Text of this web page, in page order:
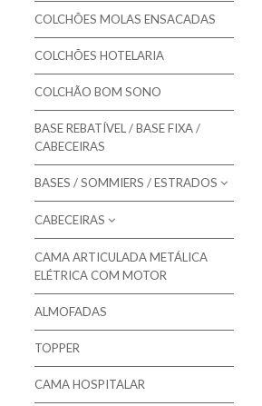
Bestbed - Colchões
Artiflex - Colchões
Colchões para Bebé
COLCHÕES MOLAS ENSACADAS
COLCHÕES HOTELARIA
COLCHÃO BOM SONO
BASE REBATÍVEL / BASE FIXA /
CABECEIRAS
BASES / SOMMIERS / ESTRADOS
Molaflex - Bases Forradas
Molaflex - Lâminas
Pikolin - Estrados
Pikolin - Bases
Bestbed - Sommiers
CABECEIRAS
Molaflex - Cabeceiras para camas
Mindol - Cabeceiras para camas
CAMA ARTICULADA METÁLICA
ELÉTRICA COM MOTOR
ALMOFADAS
TOPPER
CAMA HOSPITALAR